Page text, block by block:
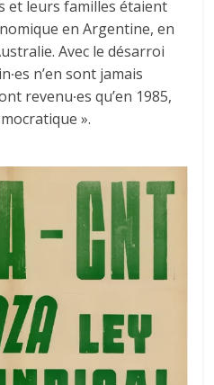
et leurs familles étaient
en Argentine, en
Avec le désarroi
n’en sont jamais
revenu∙es qu’en 1985,
».